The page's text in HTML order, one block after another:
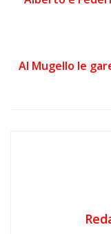
Al Mugello le